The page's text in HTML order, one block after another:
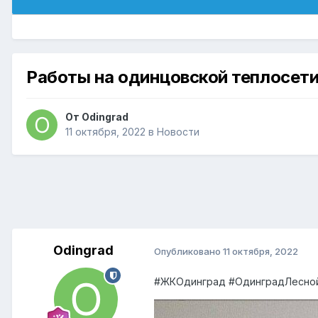
Работы на одинцовской
От Odingrad
11 октября, 2022 в Новости
Odingrad Опубликовано 11 октября, 2022
#ЖКОдинград